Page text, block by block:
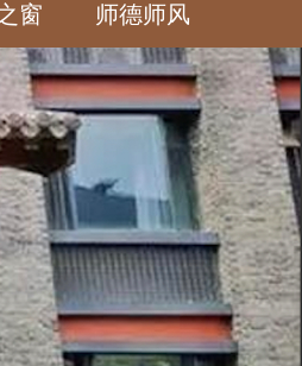
窗 师德师风